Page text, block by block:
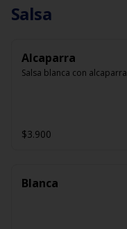
Salsa
Alcaparra
Salsa blanca con alcaparra
$3.900
Blanca